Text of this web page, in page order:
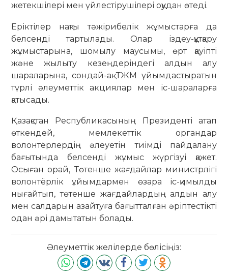
жетекшілері мен үйлестірушілері оқудан өтеді.
Еріктілер нақты тәжірибелік жұмыстарға да
белсенді тартылады. Олар іздеу-құтқару
жұмыстарына, шомылу маусымы, өрт қауіпті
және жылыту кезеңдеріндегі алдын алу
шараларына, сондай-ақ ТЖМ ұйымдастыратын
түрлі әлеуметтік акциялар мен іс-шараларға
қатысады.
Қазақстан Республикасының Президенті атап
өткендей, мемлекеттік органдар
волонтёрлердің әлеуетін тиімді пайдалану
бағытында белсенді жұмыс жүргізуі қажет.
Осыған орай, Төтенше жағдайлар министрлігі
волонтёрлік ұйымдармен өзара іс-қимылды
нығайтып, төтенше жағдайлардың алдын алу
мен салдарын азайтуға бағытталған әріптестікті
одан әрі дамытатын болады.
Әлеуметтік желілерде бөлісіңіз: